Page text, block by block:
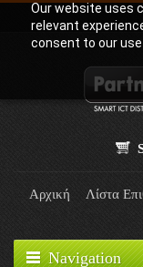
Our website uses
relevant
consent to our use
Αρχική Λίστα
Navigation